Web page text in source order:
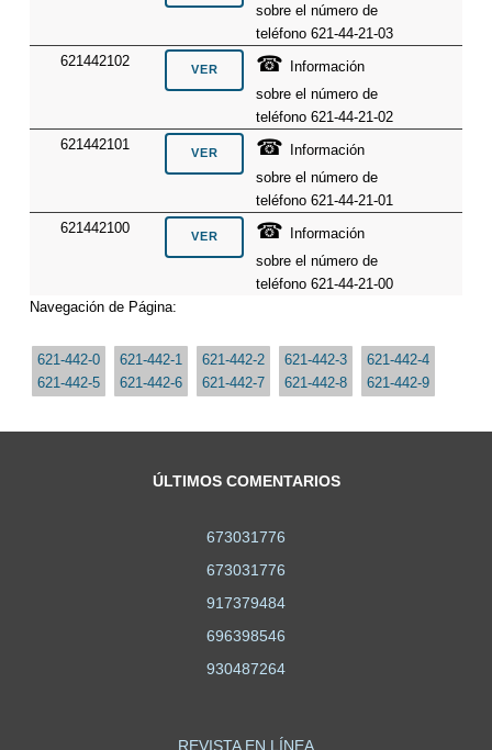
sobre el número de
teléfono 621-44-21-03
621442102
☎
Información
sobre el número de
teléfono 621-44-21-02
621442101
☎
Información
sobre el número de
teléfono 621-44-21-01
621442100
☎
Información
sobre el número de
teléfono 621-44-21-00
Navegación de Página:
621-442-0 621-442-1 621-442-2 621-442-3
621-442-4
621-442-5
621-442-6 621-442-7 621-442-8 621-442-9
ÚLTIMOS COMENTARIOS
673031776
673031776
917379484
696398546
930487264
REVISTA EN LÍNEA